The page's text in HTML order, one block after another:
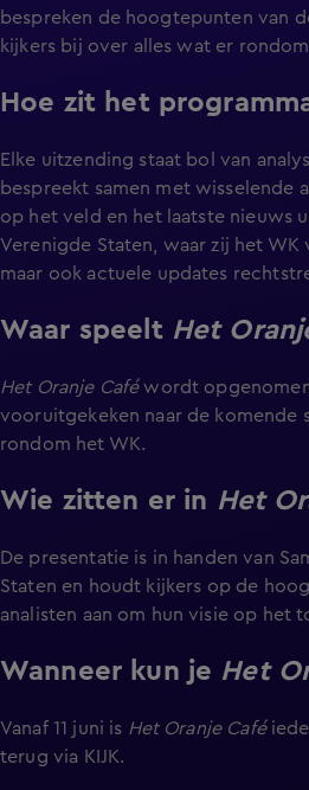
bespreken de hoogtepunten van
kijkers bij over alles wat er
Hoe zit het
Elke uitzending staat bol van
bespreekt samen met wisselende
op het veld en het laatste nieuws
Verenigde Staten, waar zij het
maar ook actuele updates
Waar speelt Het
Het Oranje Caféwordt
vooruitgekeken naar de komende
rondom het WK.
Wie zitten er in Het
De presentatie is in handen van
Staten en houdt kijkers op de
analisten aan om hun visie op het
Wanneer kun je Het
Vanaf 11 juni is Het Oranje Café
terug via KIJK.